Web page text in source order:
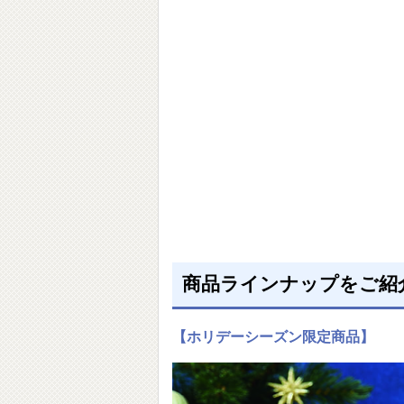
商品ラインナップをご紹
【ホリデーシーズン限定商品】